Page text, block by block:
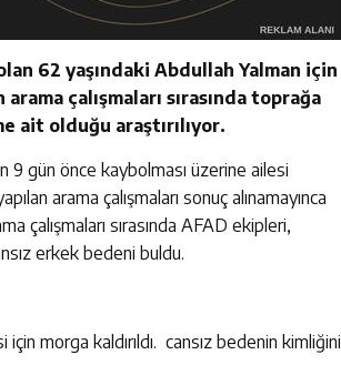
62 yaşındaki Abdullah Yalman için
çalışmaları sırasında toprağa
ait olduğu araştırılıyor.
9 gün önce kaybolması üzerine ailesi
arama çalışmaları sonuç alınamayınca
çalışmaları sırasında AFAD ekipleri,
erkek bedeni buldu.
morga kaldırıldı. cansız bedenin kimliğini